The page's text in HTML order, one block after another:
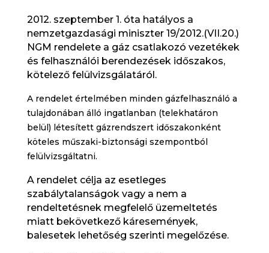
2012. szeptember 1. óta hatályos a
nemzetgazdasági miniszter 19/2012.(VII.20.)
NGM rendelete a gáz csatlakozó vezetékek
és felhasználói berendezések időszakos,
kötelező felülvizsgálatáról.
A rendelet értelmében minden gázfelhasználó a
tulajdonában álló ingatlanban (telekhatáron
belül) létesített gázrendszert időszakonként
köteles műszaki-biztonsági szempontból
felülvizsgáltatni.
A rendelet célja az esetleges
szabálytalanságok vagy a nem a
rendeltetésnek megfelelő üzemeltetés
miatt bekövetkező káresemények,
balesetek lehetőség szerinti megelőzése.